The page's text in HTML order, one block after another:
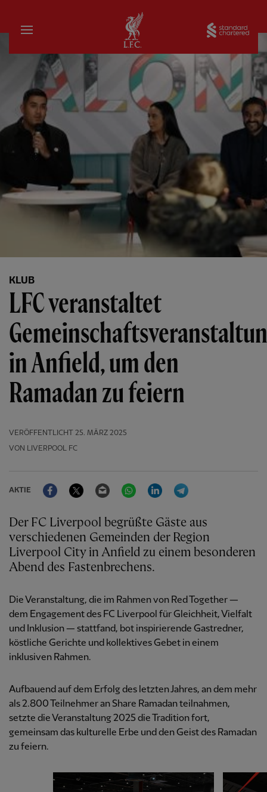
Startseite
KLUB
LFC veranstaltet
in Anfield, um den
Ramadan zu feiern
VERÖFFENTLICHT
25. MÄRZ 2025
VON LIVERPOOL FC
AKTIE
FacebookTwitter Email WhatsAppLinkedIn
Der FC Liverpool begrüßte Gäste aus
verschiedenen Gemeinden der Region
Liverpool City in Anfield zu einem besonderen
Abend des Fastenbrechens.
Die Veranstaltung, die im Rahmen von Red Together —
dem Engagement des FC Liverpool für Gleichheit, Vielfalt
und Inklusion — stattfand, bot inspirierende Gastredner,
köstliche Gerichte und kollektives Gebet in einem
inklusiven Rahmen.
Aufbauend auf dem Erfolg des letzten Jahres, an dem mehr
als 2.800 Teilnehmer an Share Ramadan teilnahmen,
setzte die Veranstaltung 2025 die Tradition fort,
gemeinsam das kulturelle Erbe und den Geist des Ramadan
zu feiern.